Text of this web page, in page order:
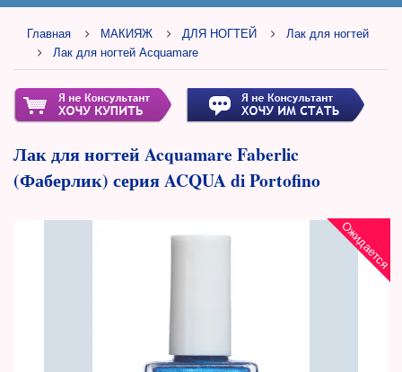
Главная МАКИЯЖ ДЛЯ НОГТЕЙ
Лак для ногтей
Лак для ногтей Acquamare
Лак для ногтей Acquamare Faberlic
(Фаберлик) серия ACQUA di Portofino
Ожидается